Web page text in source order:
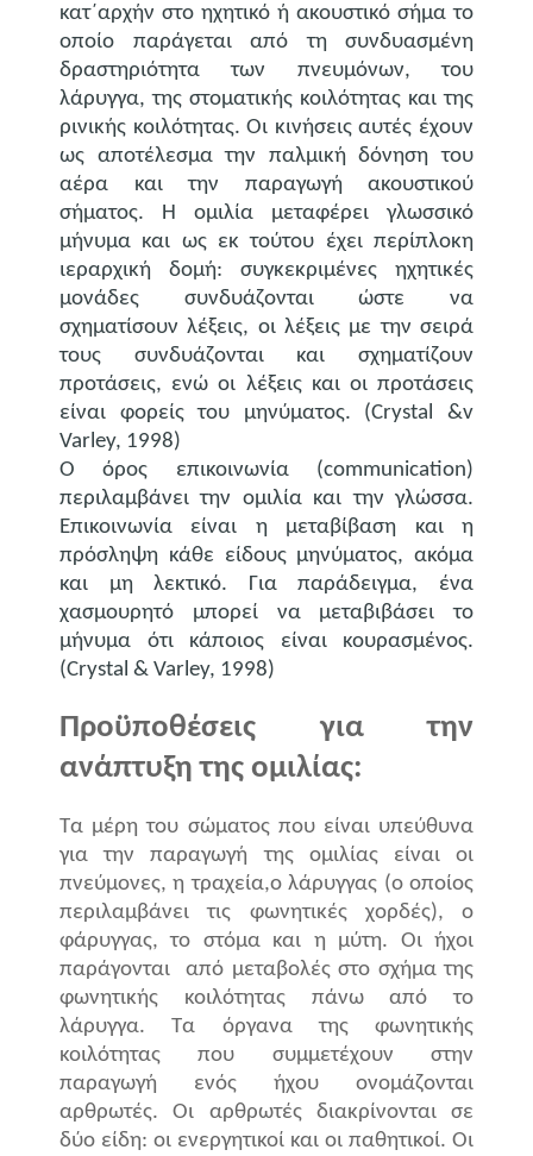
κατ΄αρχήν στο ηχητικό ή ακουστικό σήμα το
οποίο παράγεται από τη συνδυασμένη
δραστηριότητα των πνευμόνων, του
λάρυγγα, της στοματικής κοιλότητας και της
ρινικής κοιλότητας. Οι κινήσεις αυτές έχουν
ως αποτέλεσμα την παλμική δόνηση του
αέρα και την παραγωγή ακουστικού
σήματος. Η ομιλία μεταφέρει γλωσσικό
μήνυμα και ως εκ τούτου έχει περίπλοκη
ιεραρχική δομή: συγκεκριμένες ηχητικές
μονάδες συνδυάζονται ώστε να
σχηματίσουν λέξεις, οι λέξεις με την σειρά
τους συνδυάζονται και σχηματίζουν
προτάσεις, ενώ οι λέξεις και οι προτάσεις
είναι φορείς του μηνύματος. (Crystal &v
Varley, 1998)
Ο όρος επικοινωνία (communication)
περιλαμβάνει την ομιλία και την γλώσσα.
Επικοινωνία είναι η μεταβίβαση και η
πρόσληψη κάθε είδους μηνύματος, ακόμα
και μη λεκτικό. Για παράδειγμα, ένα
χασμουρητό μπορεί να μεταβιβάσει το
μήνυμα ότι κάποιος είναι κουρασμένος.
(Crystal & Varley, 1998)
Προϋποθέσεις για την
ανάπτυξη της ομιλίας:
Τα μέρη του σώματος που είναι υπεύθυνα
για την παραγωγή της ομιλίας είναι οι
πνεύμονες, η τραχεία,ο λάρυγγας (ο οποίος
περιλαμβάνει τις φωνητικές χορδές), ο
φάρυγγας, το στόμα και η μύτη. Οι ήχοι
παράγονται
από μεταβολές στο σχήμα της
φωνητικής κοιλότητας πάνω από το
λάρυγγα. Τα όργανα της φωνητικής
κοιλότητας που συμμετέχουν στην
παραγωγή ενός ήχου ονομάζονται
αρθρωτές. Οι αρθρωτές διακρίνονται σε
δύο είδη: οι ενεργητικοί και οι παθητικοί. Οι